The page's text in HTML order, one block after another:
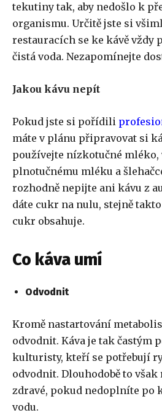
tekutiny tak, aby nedošlo k
organismu. Určitě jste si
restauracích se ke kávě vždy
čistá voda. Nezapomínejte
Jakou kávu nepít
Pokud jste si pořídili
máte v plánu připravovat si
používejte nízkotučné mléko,
plnotučnému mléku a
rozhodně nepijte ani kávu z
dáte cukr na nulu, stejně
cukr obsahuje.
Co káva umí
Odvodnit
Kromě nastartování
odvodnit. Káva je tak častým
kulturisty, kteří se potřebují
odvodnit. Dlouhodobě to
zdravé, pokud nedoplníte po
vodu.